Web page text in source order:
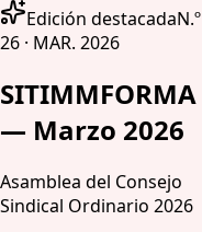
Edición destacadaN.º
26 · MAR. 2026
SITIMMFORMA
— Marzo 2026
Asamblea del Consejo
Sindical Ordinario 2026